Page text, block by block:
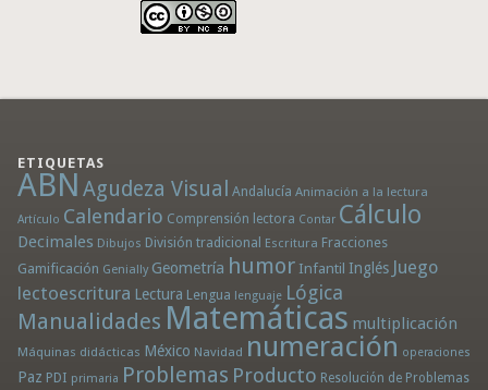
ETIQUETAS
ABN Agudeza Visual Andalucía Animación a la lectura
Artículo Calendario Comprensión lectora Contar Cálculo
Decimales Dibujos División tradicional Escritura Fracciones
Gamificación Genially Geometría humor Infantil Inglés Juego
lectoescritura Lectura Lengua lenguaje Lógica
Manualidades Matemáticas multiplicación
Máquinas didácticas México Navidad numeración operaciones
Paz PDI primaria Problemas Producto Resolución de Problemas